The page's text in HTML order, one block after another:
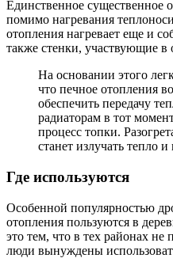
Единственное существенное
помимо нагревания
отопления нагревает еще и
также стенки, участвующие в
На основании этого
что печное отопления
обеспечить передачу
радиаторам в тот
процесс топки.
станет излучать тепло
Где используются
Особенной популярностью
отопления пользуются в
это тем, что в тех районах не
люди вынуждены